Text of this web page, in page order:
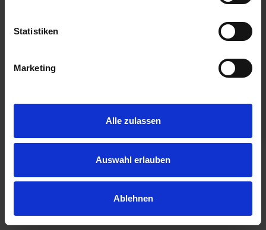
Statistiken
Marketing
Alle zulassen
Auswahl erlauben
Ablehnen